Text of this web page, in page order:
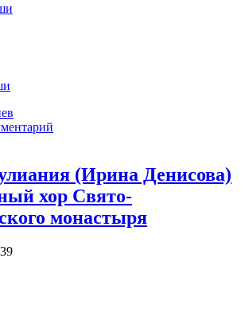
(Ирина Денисова)
хор Свято-
монастыря